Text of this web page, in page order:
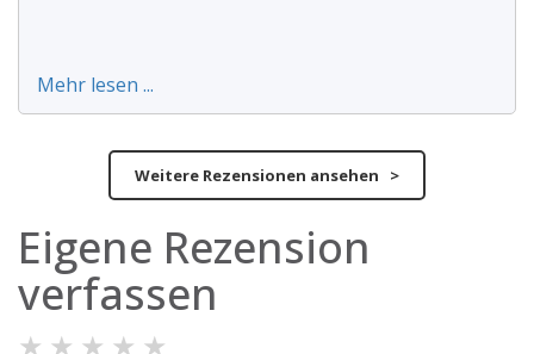
Mehr lesen ...
Weitere Rezensionen ansehen >
Eigene Rezension
verfassen
★ ★ ★ ★ ★